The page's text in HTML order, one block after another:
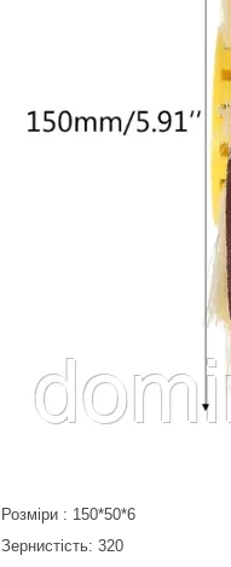
Розміри : 150*50*6
Зернистість: 320